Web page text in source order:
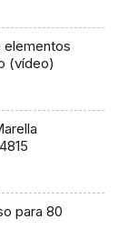
elementos
(vídeo)
para 80